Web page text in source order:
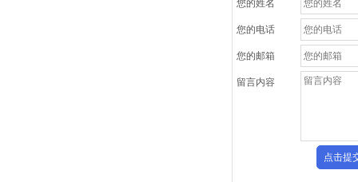
您的姓名
您的电话
您的邮箱
留言内容